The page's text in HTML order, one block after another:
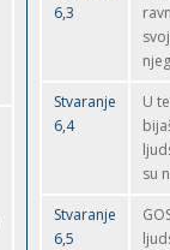
6,3
Stvaranje
6,4
U
su
Stvaranje
6,5